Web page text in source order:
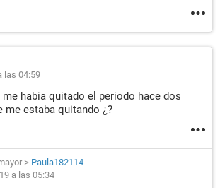
las 04:59
habia quitado el periodo hace dos
me estaba quitando ¿?
> Paula182114
a las 05:34